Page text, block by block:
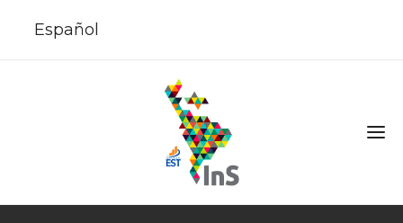
Español